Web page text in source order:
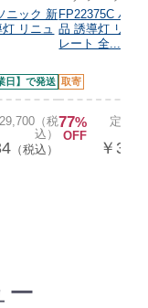
ニック 新
リニュ
日】で発送
（税
込）
（税込）
FP22375C パナ
品 誘導灯 リニ
レート 全...
取寄
77%
OFF
定価
￥
ー